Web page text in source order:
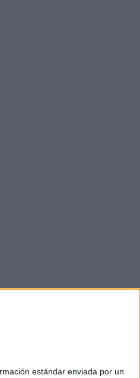
estándar enviada por un